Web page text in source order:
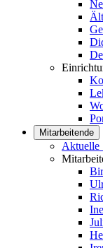
Mitarbeitende
Aktuelle